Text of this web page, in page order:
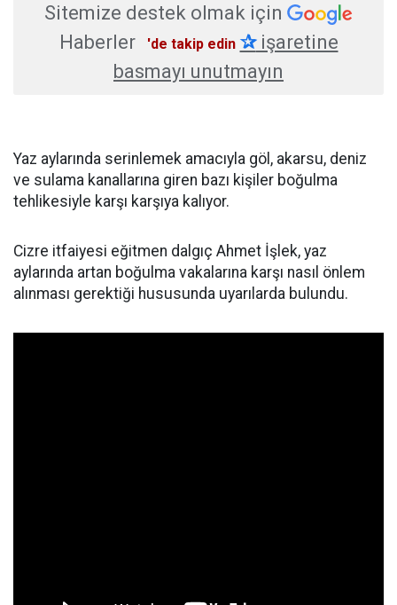
Sitemize destek olmak için
Haberler
'de takip edin ✰işaretine
basmayı unutmayın
Yaz aylarında serinlemek amacıyla göl, akarsu, deniz
ve sulama kanallarına giren bazı kişiler boğulma
tehlikesiyle karşı karşıya kalıyor.
Cizre itfaiyesi eğitmen dalgıç Ahmet İşlek, yaz
aylarında artan boğulma vakalarına karşı nasıl önlem
alınması gerektiği hususunda uyarılarda bulundu.